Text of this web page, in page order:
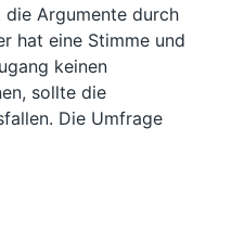
Argumente durch
hat eine Stimme und
keinen
sollte die
Die Umfrage